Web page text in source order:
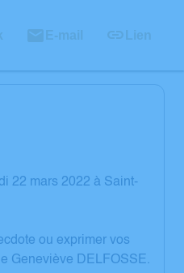
E-mail Lien
22 mars 2022 à Saint-
ou exprimer vos
Geneviève DELFOSSE.